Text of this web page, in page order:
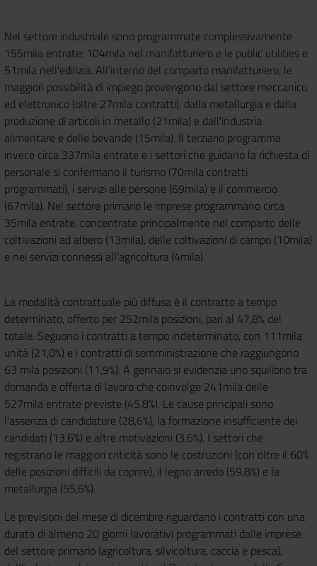
Nel settore industriale sono programmate complessivamente
155mila entrate: 104mila nel manifatturiero e le public utilities e
51mila nell'edilizia. All'interno del comparto manifatturiero, le
maggiori possibilità di impiego provengono dal settore meccanico
ed elettronico (oltre 27mila contratti), dalla metallurgia e dalla
produzione di articoli in metallo (21mila) e dall'industria
alimentare e delle bevande (15mila). Il terziario programma
invece circa 337mila entrate e i settori che guidano la richiesta di
personale si confermano il turismo (70mila contratti
programmati), i servizi alle persone (69mila) e il commercio
(67mila). Nel settore primario le imprese programmano circa
35mila entrate, concentrate principalmente nel comparto delle
coltivazioni ad albero (13mila), delle coltivazioni di campo (10mila)
e nei servizi connessi all’agricoltura (4mila).
La modalità contrattuale più diffusa è il contratto a tempo
determinato, offerto per 252mila posizioni, pari al 47,8% del
totale. Seguono i contratti a tempo indeterminato, con 111mila
unità (21,0%) e i contratti di somministrazione che raggiungono
63 mila posizioni (11,9%). A gennaio si evidenzia uno squilibrio tra
domanda e offerta di lavoro che coinvolge 241mila delle
527mila entrate previste (45,8%). Le cause principali sono
l'assenza di candidature (28,6%), la formazione insufficiente dei
candidati (13,6%) e altre motivazioni (3,6%). I settori che
registrano le maggiori criticità sono le costruzioni (con oltre il 60%
delle posizioni difficili da coprire), il legno arredo (59,8%) e la
metallurgia (55,6%).
Le previsioni del mese di dicembre riguardano i contratti con una
durata di almeno 20 giorni lavorativi programmati dalle imprese
del settore primario (agricoltura, silvicoltura, caccia e pesca),